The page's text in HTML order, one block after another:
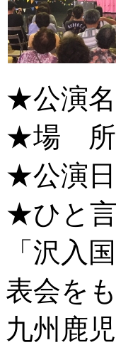
★公演名
★場 所
★公演日
★ひと言
「沢入
表会を
九州鹿